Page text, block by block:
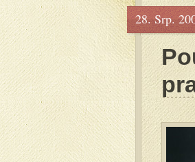
28. Srp.